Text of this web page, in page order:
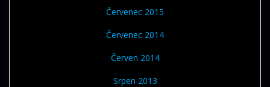
Červenec 2015
Červenec 2014
Červen 2014
Srpen 2013